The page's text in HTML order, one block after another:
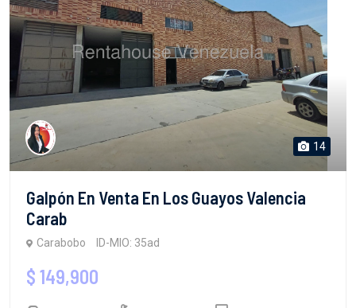
14
Galpón En Venta En Los Guayos Valencia
Carab
Carabobo ID-MIO: 35ad
$ 149,900